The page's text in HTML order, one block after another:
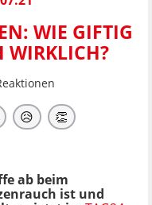
WIE GIFTIG
WIRKLICH?
😥 👏
ab beim
ist und